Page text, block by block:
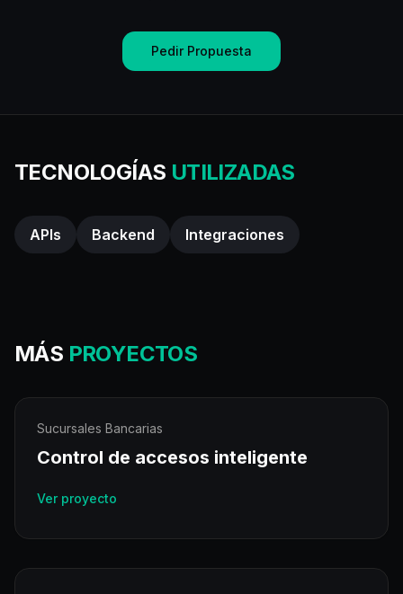
Pedir Propuesta
TECNOLOGÍAS UTILIZADAS
APIs Backend Integraciones
MÁS PROYECTOS
Sucursales Bancarias
Control de accesos inteligente
Ver proyecto